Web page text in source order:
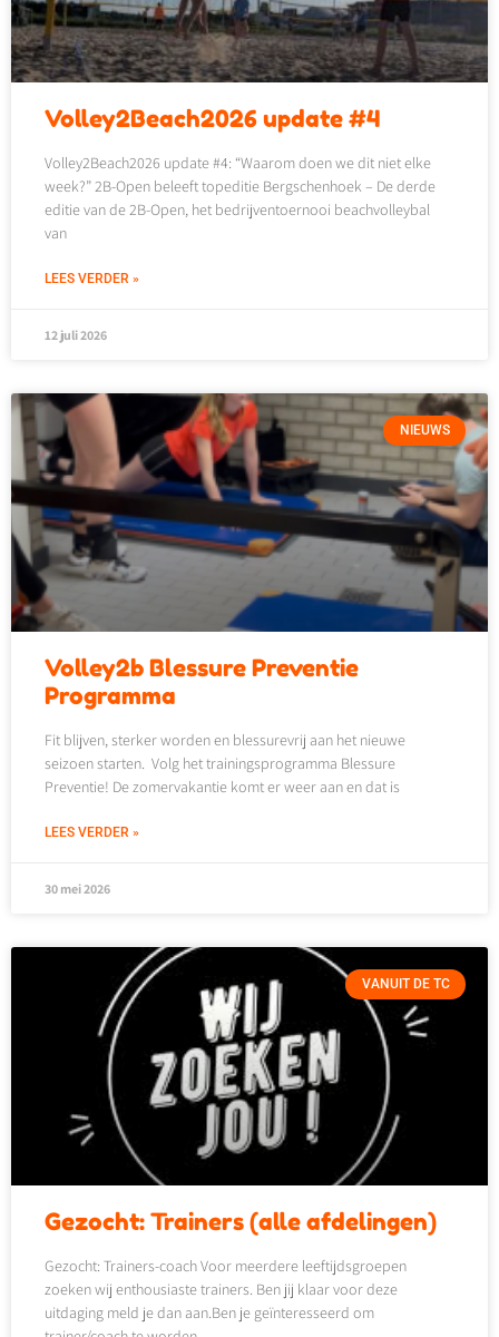
Volley2Beach2026 update #4
Volley2Beach2026 update #4: “Waarom doen we dit niet elke
week?” 2B-Open beleeft topeditie Bergschenhoek – De derde
editie van de 2B-Open, het bedrijventoernooi beachvolleybal
van
LEES VERDER »
12 juli 2026
NIEUWS
Volley2b Blessure Preventie
Programma
Fit blijven, sterker worden en blessurevrij aan het nieuwe
seizoen starten. Volg het trainingsprogramma Blessure
Preventie! De zomervakantie komt er weer aan en dat is
LEES VERDER »
30 mei 2026
VANUIT DE TC
Gezocht: Trainers (alle afdelingen)
Gezocht: Trainers-coach Voor meerdere leeftijdsgroepen
zoeken wij enthousiaste trainers. Ben jij klaar voor deze
uitdaging meld je dan aan.Ben je geïnteresseerd om